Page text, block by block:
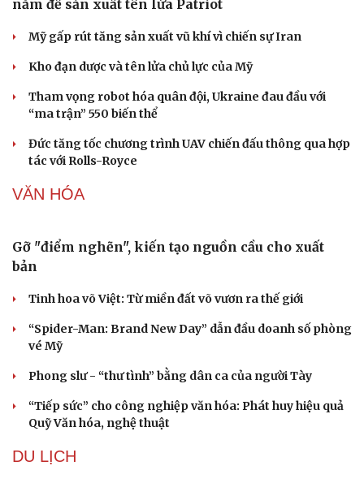
Giá xăng dầu hôm nay 8/8: Giá dầu giảm khi có tín hiệu
26.468 đồng/USD
QUÂN SỰ - QUỐC PHÒNG
Ông Zelensky thừa nhận Ukraine có thể mất vài
năm để sản xuất tên lửa Patriot
Mỹ gấp rút tăng sản xuất vũ khí vì chiến sự Iran
Kho đạn dược và tên lửa chủ lực của Mỹ
“ma trận” 550 biến thể